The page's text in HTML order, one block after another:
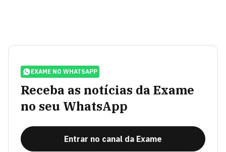
EXAME NO WHATSAPP
Receba as notícias da Exame
no seu WhatsApp
Entrar no canal da Exame